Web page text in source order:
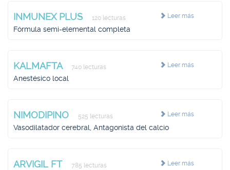
Leer más
INMUNEX PLUS 120 lecturas
Fórmula semi-elemental completa
Leer más
KALMAFTA 740 lecturas
Anestésico local
Leer más
NIMODIPINO 525 lecturas
Vasodilatador cerebral, Antagonista del calcio
Leer más
ARVIGIL FT 785 lecturas